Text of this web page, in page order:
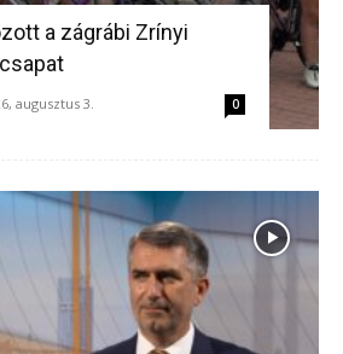
a zágrábi Zrínyi
augusztus 3. 0